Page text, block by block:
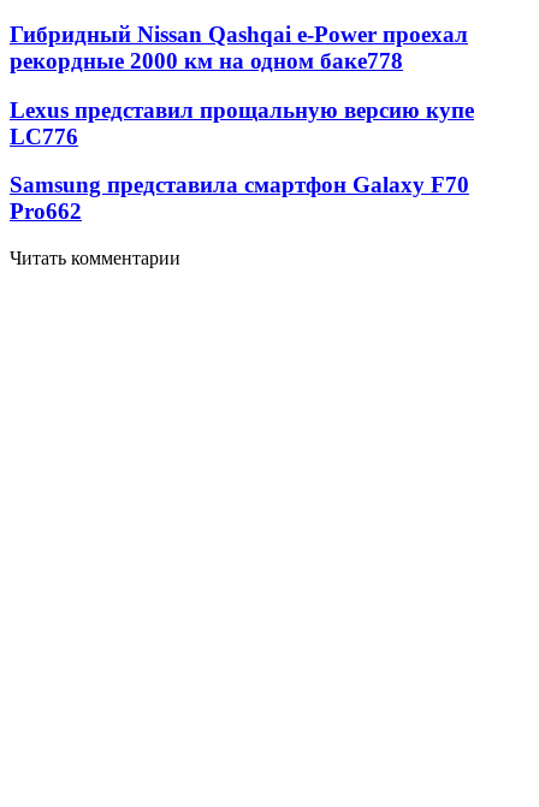
Гибридный Nissan Qashqai e-Power проехал
рекордные 2000 км на одном баке778
Lexus представил прощальную версию купе
LC776
Samsung представила смартфон Galaxy F70
Pro662
Читать комментарии